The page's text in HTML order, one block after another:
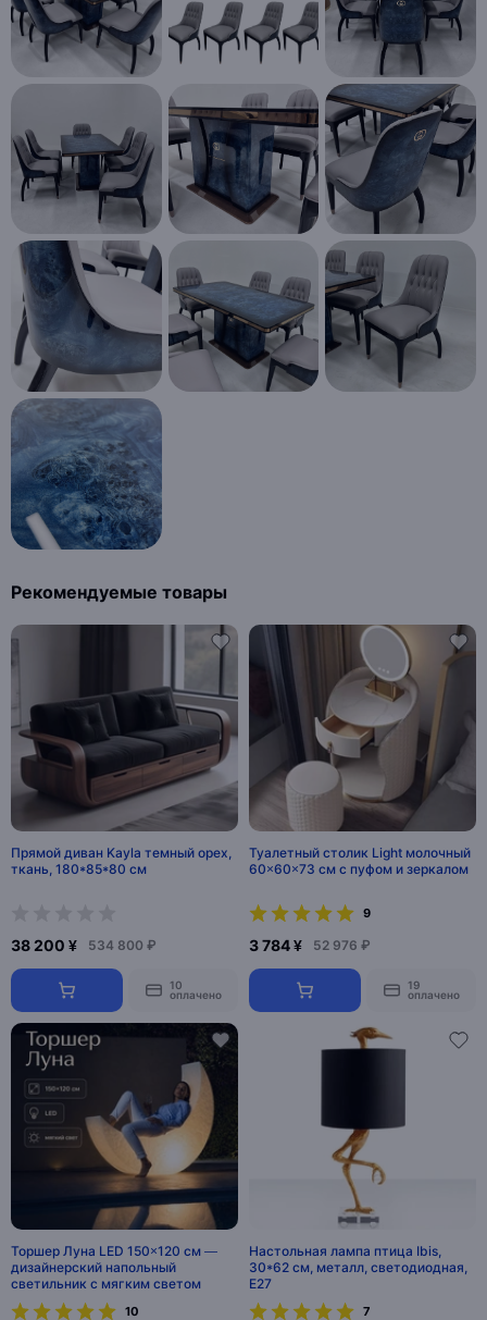
Рекомендуемые товары
Прямой диван Kayla темный орех,
ткань, 180*85*80 см
38 200 ¥ 534 800 ₽
10
оплачено
Туалетный столик Light молочный
60×60×73 см с пуфом и зеркалом
9
3 784 ¥ 52 976 ₽
19
оплачено
Торшер Луна LED 150×120 см —
дизайнерский напольный
светильник с мягким светом
10
Настольная лампа птица Ibis,
30*62 см, металл, светодиодная,
E27
7